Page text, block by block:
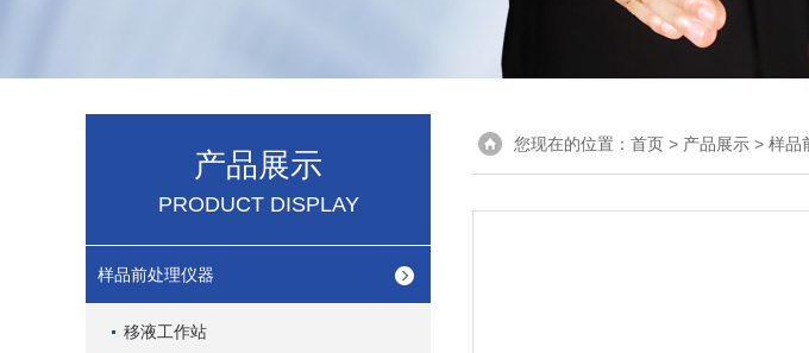
您现在的位置： 首页 > 产品展示 > 样品
产品展示
PRODUCT DISPLAY
样品前处理仪器
移液工作站